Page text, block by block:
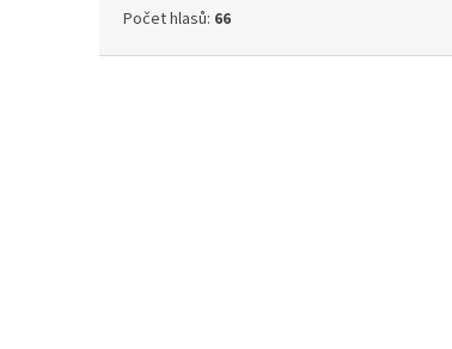
Počet hlasů: 66